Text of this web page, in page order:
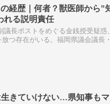
経歴｜何者？獣医師から”
れる説明責任
長ポストをめぐる金銭授受疑惑
つ存在がいる。福岡県議会議長
きていけない…県知事も